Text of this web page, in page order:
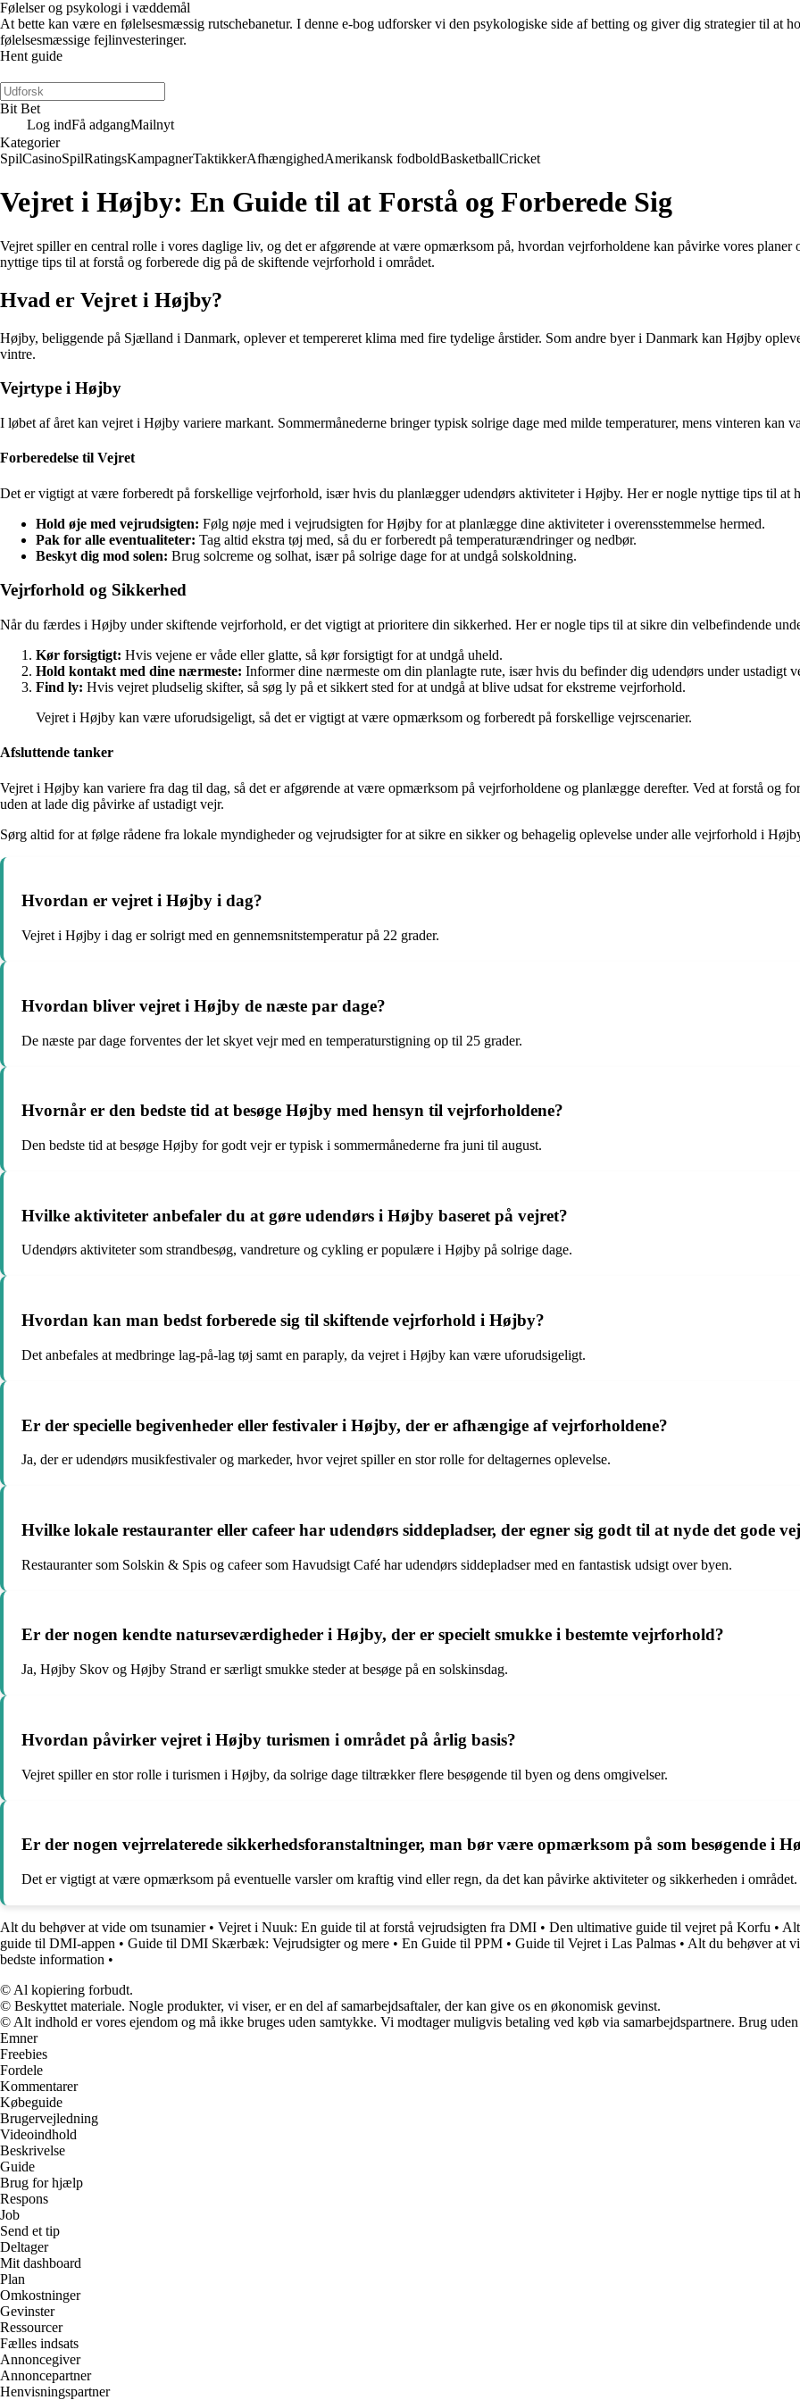
Følelser og psykologi i væddemål
At bette kan være en følelsesmæssig rutschebanetur. I denne e-bog udforsker vi den psykologiske side af betting og giver dig strategier til at
følelsesmæssige fejlinvesteringer.
Hent guide
Bit Bet
Log indFå adgangMailnyt
Kategorier
SpilCasinoSpilRatingsKampagnerTaktikkerAfhængighedAmerikansk fodboldBasketballCricket
Vejret i Højby: En Guide til at Forstå og Forberede Sig
Vejret spiller en central rolle i vores daglige liv, og det er afgørende at være opmærksom på, hvordan vejrforholdene kan påvirke vores
nyttige tips til at forstå og forberede dig på de skiftende vejrforhold i området.
Hvad er Vejret i Højby?
Højby, beliggende på Sjælland i Danmark, oplever et tempereret klima med fire tydelige årstider. Som andre byer i Danmark kan Højby
vintre.
Vejrtype i Højby
I løbet af året kan vejret i Højby variere markant. Sommermånederne bringer typisk solrige dage med milde temperaturer, mens vinteren
Forberedelse til Vejret
Det er vigtigt at være forberedt på forskellige vejrforhold, især hvis du planlægger udendørs aktiviteter i Højby. Her er nogle nyttige tips til at
Hold øje med vejrudsigten: Følg nøje med i vejrudsigten for Højby for at planlægge dine aktiviteter i overensstemmelse hermed.
Pak for alle eventualiteter: Tag altid ekstra tøj med, så du er forberedt på temperaturændringer og nedbør.
Beskyt dig mod solen: Brug solcreme og solhat, især på solrige dage for at undgå solskoldning.
Vejrforhold og Sikkerhed
Når du færdes i Højby under skiftende vejrforhold, er det vigtigt at prioritere din sikkerhed. Her er nogle tips til at sikre din velbefindende
Kør forsigtigt: Hvis vejene er våde eller glatte, så kør forsigtigt for at undgå uheld.
Hold kontakt med dine nærmeste: Informer dine nærmeste om din planlagte rute, især hvis du befinder dig udendørs under ustadigt
Find ly: Hvis vejret pludselig skifter, så søg ly på et sikkert sted for at undgå at blive udsat for ekstreme vejrforhold.
Vejret i Højby kan være uforudsigeligt, så det er vigtigt at være opmærksom og forberedt på forskellige vejrscenarier.
Afsluttende tanker
Vejret i Højby kan variere fra dag til dag, så det er afgørende at være opmærksom på vejrforholdene og planlægge derefter. Ved at forstå og
uden at lade dig påvirke af ustadigt vejr.
Sørg altid for at følge rådene fra lokale myndigheder og vejrudsigter for at sikre en sikker og behagelig oplevelse under alle vejrforhold i
Hvordan er vejret i Højby i dag?
Vejret i Højby i dag er solrigt med en gennemsnitstemperatur på 22 grader.
Hvordan bliver vejret i Højby de næste par dage?
De næste par dage forventes der let skyet vejr med en temperaturstigning op til 25 grader.
Hvornår er den bedste tid at besøge Højby med hensyn til vejrforholdene?
Den bedste tid at besøge Højby for godt vejr er typisk i sommermånederne fra juni til august.
Hvilke aktiviteter anbefaler du at gøre udendørs i Højby baseret på vejret?
Udendørs aktiviteter som strandbesøg, vandreture og cykling er populære i Højby på solrige dage.
Hvordan kan man bedst forberede sig til skiftende vejrforhold i Højby?
Det anbefales at medbringe lag-på-lag tøj samt en paraply, da vejret i Højby kan være uforudsigeligt.
Er der specielle begivenheder eller festivaler i Højby, der er afhængige af vejrforholdene?
Ja, der er udendørs musikfestivaler og markeder, hvor vejret spiller en stor rolle for deltagernes oplevelse.
Hvilke lokale restauranter eller cafeer har udendørs siddepladser, der egner sig godt til at nyde det gode
Restauranter som Solskin & Spis og cafeer som Havudsigt Café har udendørs siddepladser med en fantastisk udsigt over byen.
Er der nogen kendte naturseværdigheder i Højby, der er specielt smukke i bestemte vejrforhold?
Ja, Højby Skov og Højby Strand er særligt smukke steder at besøge på en solskinsdag.
Hvordan påvirker vejret i Højby turismen i området på årlig basis?
Vejret spiller en stor rolle i turismen i Højby, da solrige dage tiltrækker flere besøgende til byen og dens omgivelser.
Er der nogen vejrrelaterede sikkerhedsforanstaltninger, man bør være opmærksom på som besøgende i
Det er vigtigt at være opmærksom på eventuelle varsler om kraftig vind eller regn, da det kan påvirke aktiviteter og sikkerheden i området.
Alt du behøver at vide om tsunamier• Vejret i Nuuk: En guide til at forstå vejrudsigten fra DMI • Den ultimative guide til vejret på Korfu •
guide til DMI-appen • Guide til DMI Skærbæk: Vejrudsigter og mere • En Guide til PPM • Guide til Vejret i Las Palmas • Alt du behøver at
bedste information •
© Al kopiering forbudt.
© Beskyttet materiale. Nogle produkter, vi viser, er en del af samarbejdsaftaler, der kan give os en økonomisk gevinst.
© Alt indhold er vores ejendom og må ikke bruges uden samtykke. Vi modtager muligvis betaling ved køb via samarbejdspartnere. Brug
Emner
Freebies
Fordele
Kommentarer
Købeguide
Brugervejledning
Videoindhold
Beskrivelse
Guide
Brug for hjælp
Respons
Job
Send et tip
Deltager
Mit dashboard
Plan
Omkostninger
Gevinster
Ressourcer
Fælles indsats
Annoncegiver
Annoncepartner
Henvisningspartner